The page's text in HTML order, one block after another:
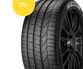
-23%